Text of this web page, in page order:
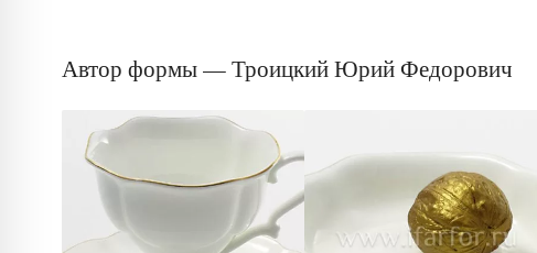
Автор формы — Троицкий Юрий Федорович